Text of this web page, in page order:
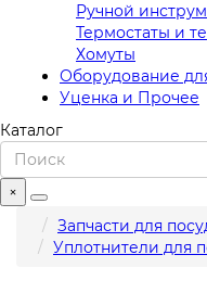
Ручной
Термостаты и
Хомуты
Оборудование
Уценка и Прочее
Каталог
×
Запчасти для
Уплотнители для